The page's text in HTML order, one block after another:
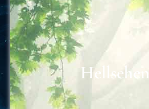
Hellsehen